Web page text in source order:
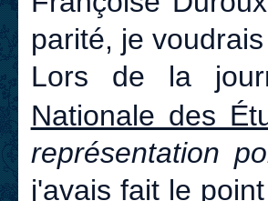
parité, je
Lors de la
Nationale des
représentation
j'avais fait le